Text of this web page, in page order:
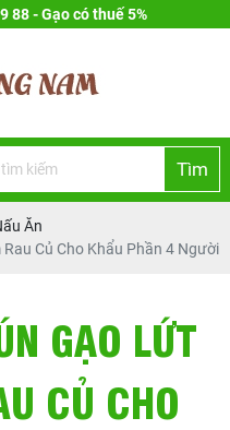
88 - Gạo có thuế 5%
Tìm
Ăn
Củ Cho Khẩu Phần 4 Người
GẠO LỨT
CỦ CHO